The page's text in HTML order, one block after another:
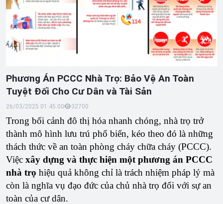
Phương Án PCCC Nhà Trọ: Bảo Vệ An Toàn
Tuyệt Đối Cho Cư Dân và Tài Sản
26/03/2025 01:45:00 32700
Trong bối cảnh đô thị hóa nhanh chóng, nhà trọ trở
thành mô hình lưu trú phổ biến, kéo theo đó là những
thách thức về an toàn phòng cháy chữa cháy (PCCC).
Việc xây dựng và thực hiện một phương án PCCC
nhà trọ hiệu quả không chỉ là trách nhiệm pháp lý mà
còn là nghĩa vụ đạo đức của chủ nhà trọ đối với sự an
toàn của cư dân.